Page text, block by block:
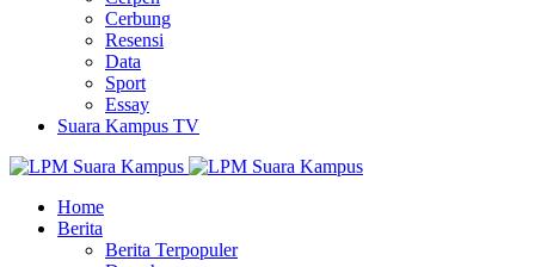
Cerbung
Resensi
Data
Sport
Essay
Suara Kampus TV
Home
Berita
Berita Terpopuler